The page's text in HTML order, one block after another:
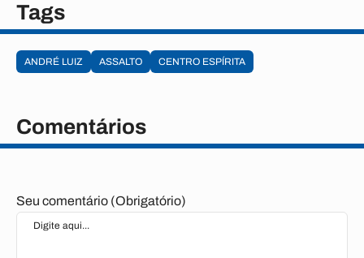
Tags
ANDRÉ LUIZ ASSALTO CENTRO ESPÍRITA
Comentários
Seu comentário (Obrigatório)